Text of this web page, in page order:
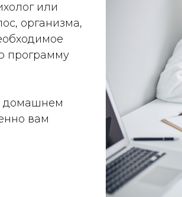
или
организма,
программу
домашнем
вам